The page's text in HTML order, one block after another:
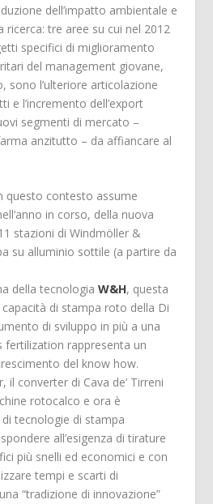
dell’impatto ambientale e
ricerca: tre aree su cui nel 2012
specifici di miglioramento
del management giovane,
sono l’ulteriore articolazione
e l’incremento dell’export
segmenti di mercato –
anzitutto – da affiancare al
questo contesto assume
in corso, della nuova
stazioni di Windmöller &
su alluminio sottile (a partire da
della tecnologiaW&H, questa
di stampa roto della Di
di sviluppo in più a una
fertilization rappresenta un
del know how.
il converter di Cava de’ Tirreni
rotocalco e ora è
tecnologie di stampa
all’esigenza di tirature
più snelli ed economici e con
tempi e scarti di
“tradizione di innovazione”